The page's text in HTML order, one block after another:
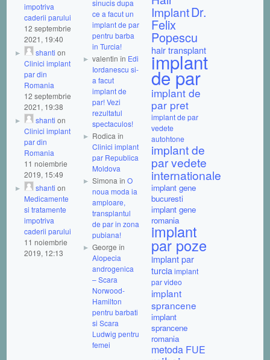
impotriva
caderii parului
12 septembrie
2021, 19:40
shanti on
Clinici implant
par din
Romania
12 septembrie
2021, 19:38
shanti on
Clinici implant
par din
Romania
11 noiembrie
2019, 15:49
shanti on
Medicamente
si tratamente
impotriva
caderii parului
11 noiembrie
2019, 12:13
sinucis dupa
ce a facut un
implant de par
pentru barba
in Turcia!
valentin în Edi
Iordanescu si-
a facut
implant de
par! Vezi
rezultatul
spectaculos!
Rodica în
Clinici implant
par Republica
Moldova
Simona înO
noua moda ia
amploare,
transplantul
de par in zona
pubiana!
George în
Alopecia
androgenica
– Scara
Norwood-
Hamilton
pentru barbati
si Scara
Ludwig pentru
femei
ImplantDr.
Felix
Popescu
hair transplant
implant
de par
implant de
par pret
implant de par
vedete
autohtone
implant de
par vedete
internationale
implant gene
bucuresti
implant gene
romania
implant
par poze
implant par
turciaimplant
par video
implant
sprancene
implant
sprancene
romania
metoda FUE